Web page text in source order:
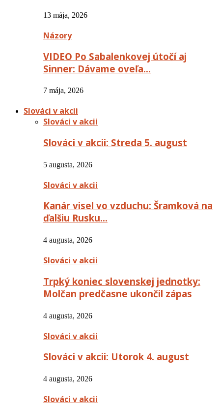
13 mája, 2026
Názory
VIDEO Po Sabalenkovej útočí aj
Sinner: Dávame oveľa…
7 mája, 2026
Slováci v akcii
Slováci v akcii
Slováci v akcii: Streda 5. august
5 augusta, 2026
Slováci v akcii
Kanár visel vo vzduchu: Šramková na
ďalšiu Rusku…
4 augusta, 2026
Slováci v akcii
Trpký koniec slovenskej jednotky:
Molčan predčasne ukončil zápas
4 augusta, 2026
Slováci v akcii
Slováci v akcii: Utorok 4. august
4 augusta, 2026
Slováci v akcii